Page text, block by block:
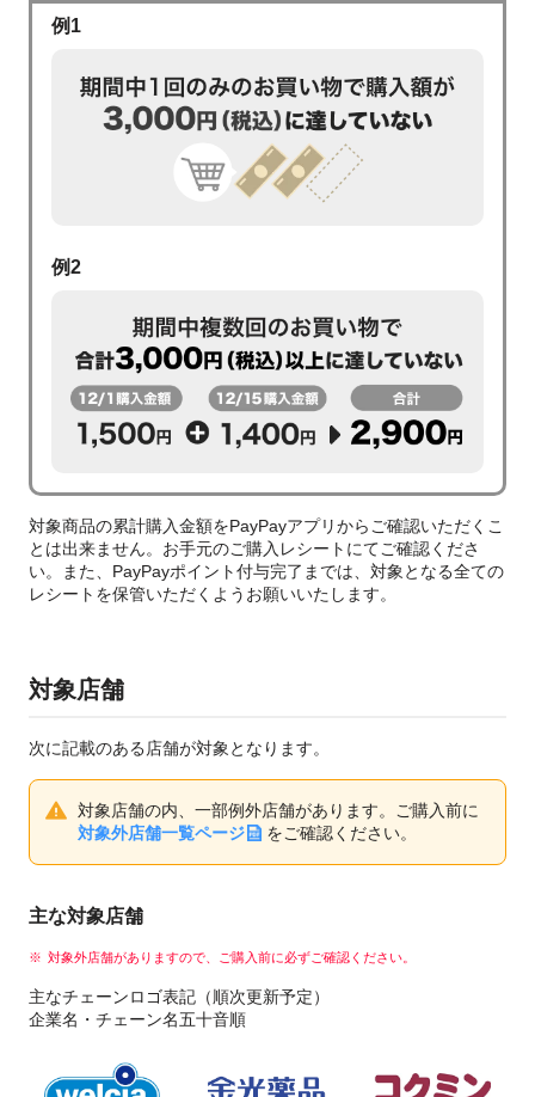
例1
例2
対象商品の累計購入金額をPayPayアプリからご確認いただくこ
とは出来ません。お手元のご購入レシートにてご確認くださ
い。また、PayPayポイント付与完了までは、対象となる全ての
レシートを保管いただくようお願いいたします。
対象店舗
次に記載のある店舗が対象となります。
対象店舗の内、一部例外店舗があります。ご購入前に
対象外店舗一覧ページ
をご確認ください。
主な対象店舗
対象外店舗がありますので、ご購入前に必ずご確認ください。
主なチェーンロゴ表記（順次更新予定）
企業名・チェーン名五十音順